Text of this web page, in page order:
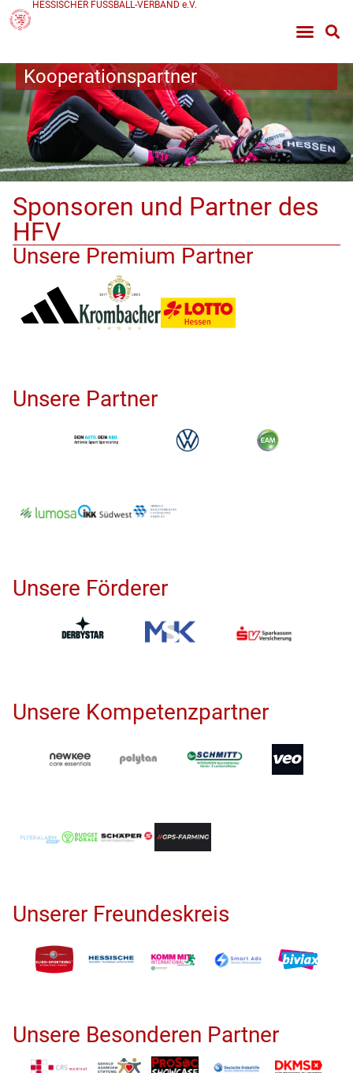
HESSISCHER FUSSBALL-VERBAND e.V.
Kooperationspartner
Sponsoren und Partner des
HFV
Unsere Premium Partner
Unsere Partner
Unsere Förderer
Unsere Kompetenzpartner
Unserer Freundeskreis
Unsere Besonderen Partner